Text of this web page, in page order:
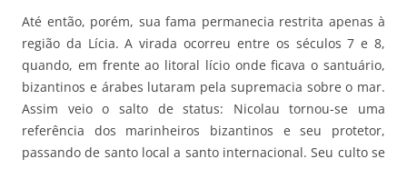
Até então, porém, sua fama permanecia restrita apenas à
região da Lícia. A virada ocorreu entre os séculos 7 e 8,
quando, em frente ao litoral lício onde ficava o santuário,
bizantinos e árabes lutaram pela supremacia sobre o mar.
Assim veio o salto de status: Nicolau tornou-se uma
referência dos marinheiros bizantinos e seu protetor,
passando de santo local a santo internacional. Seu culto se